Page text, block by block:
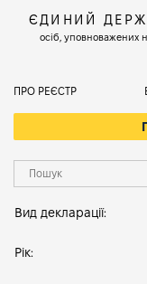
ЄДИНИЙ
осіб, уповноважених
ПРО РЕЄСТР
Вид декларації:
Рік: